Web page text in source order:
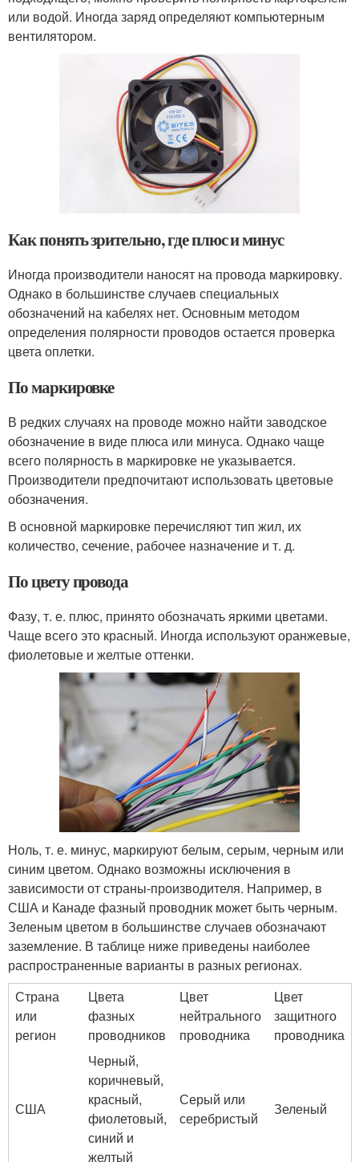
или водой. Иногда заряд определяют компьютерным
вентилятором.
Как понять зрительно, где плюс и минус
Иногда производители наносят на провода маркировку.
Однако в большинстве случаев специальных
обозначений на кабелях нет. Основным методом
определения полярности проводов остается проверка
цвета оплетки.
По маркировке
В редких случаях на проводе можно найти заводское
обозначение в виде плюса или минуса. Однако чаще
всего полярность в маркировке не указывается.
Производители предпочитают использовать цветовые
обозначения.
В основной маркировке перечисляют тип жил, их
количество, сечение, рабочее назначение и т. д.
По цвету провода
Фазу, т. е. плюс, принято обозначать яркими цветами.
Чаще всего это красный. Иногда используют оранжевые,
фиолетовые и желтые оттенки.
Ноль, т. е. минус, маркируют белым, серым, черным или
синим цветом. Однако возможны исключения в
зависимости от страны-производителя. Например, в
США и Канаде фазный проводник может быть черным.
Зеленым цветом в большинстве случаев обозначают
заземление. В таблице ниже приведены наиболее
распространенные варианты в разных регионах.
Страна
или
регион
Цвета
фазных
проводников
Цвет
нейтрального
проводника
Цвет
защитного
проводника
США
Черный,
коричневый,
красный,
фиолетовый,
синий и
желтый
Серый или
серебристый
Зеленый